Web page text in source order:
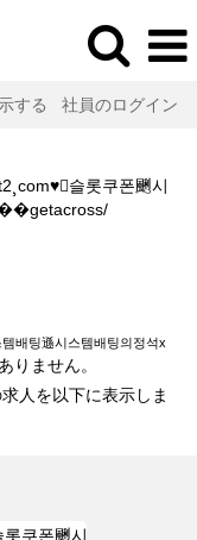
する 社員のログイン
슬롯쿠폰䬆시
��getacross/(現
배팅遜시스템배팅의정석х
りません。
人を以下に表示しま